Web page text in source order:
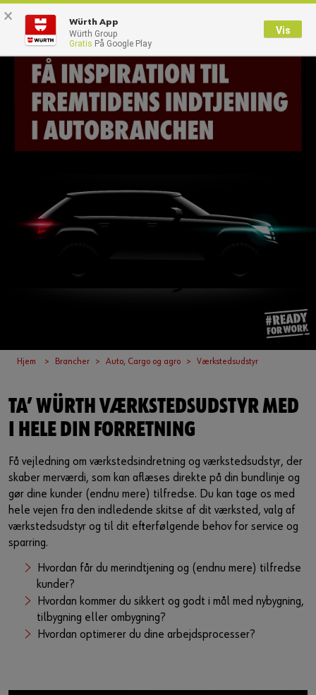
Med brugernavn Log på med kundenummer
Brugernavn
eller
Har du lyst til at være en online kunde?
Tilmeld dig her i tre enkle trin for at bruge alle funktionerne i
shoppen.
Kun salg til erhvervskunder
Bliv kunde / Opret online bruger
Hjem Brancher Auto, Cargo og agro Værkstedsudstyr
TA’ WÜRTH VÆRKSTEDSUDSTYR MED
I HELE DIN FORRETNING
Få vejledning om værkstedsindretning og værkstedsudstyr, der
skaber merværdi, som kan aflæses direkte på din bundlinje og
gør dine kunder (endnu mere) tilfredse. Du kan tage os med
hele vejen fra den indledende skitse af dit værksted, valg af
værkstedsudstyr og til dit efterfølgende behov for service og
sparring.
Hvordan får du merindtjening og (endnu mere) tilfredse
kunder?
Hvordan kommer du sikkert og godt i mål med nybygning,
tilbygning eller ombygning?
Hvordan optimerer du dine arbejdsprocesser?
× Würth App
Würth Group
Gratis På Google Play
Vis